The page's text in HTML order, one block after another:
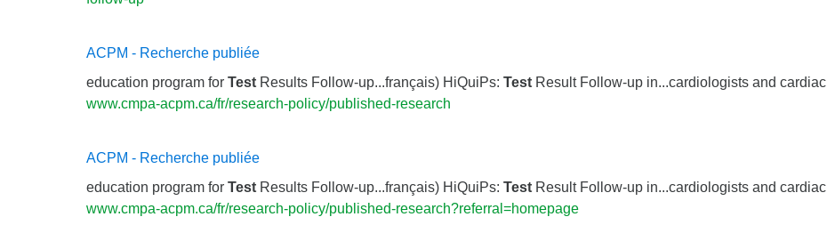
ACPM - Recherche publiée
education program for Test Results Follow-up...français) HiQuiPs: Test Result Follow-up in...cardiologists and cardiac
www.cmpa-acpm.ca/fr/research-policy/published-research
ACPM - Recherche publiée
education program for Test Results Follow-up...français) HiQuiPs: Test Result Follow-up in...cardiologists and cardiac
www.cmpa-acpm.ca/fr/research-policy/published-research?referral=homepage